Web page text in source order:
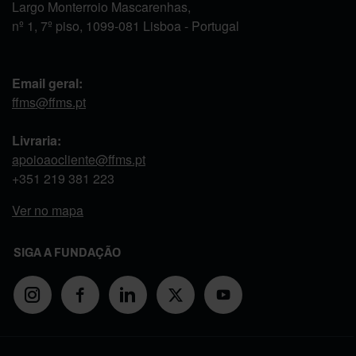
Largo Monterroio Mascarenhas,
nº 1, 7º piso, 1099-081 Lisboa - Portugal
Email geral:
ffms@ffms.pt
Livraria:
apoioaocliente@ffms.pt
+351 219 381 223
Ver no mapa
SIGA A FUNDAÇÃO